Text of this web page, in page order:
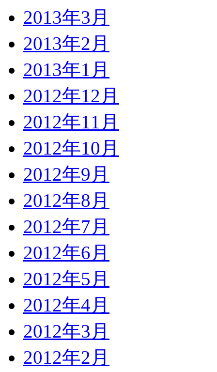
2013年3月
2013年2月
2013年1月
2012年12月
2012年11月
2012年10月
2012年9月
2012年8月
2012年7月
2012年6月
2012年5月
2012年4月
2012年3月
2012年2月